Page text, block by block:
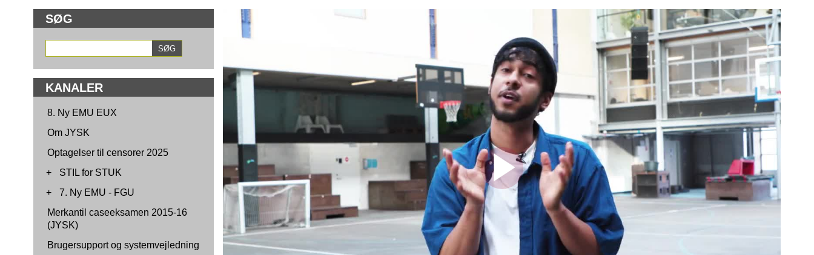
SØG
KANALER
8. Ny EMU EUX
Om JYSK
Optagelser til censorer 2025
+
STIL for STUK
+
7. Ny EMU - FGU
Merkantil caseeksamen 2015-16
(JYSK)
Brugersupport og systemvejledning